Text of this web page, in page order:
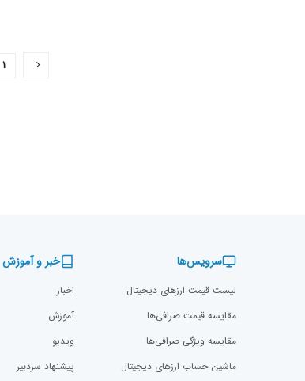
۱
سرویس‌ها
لیست قیمت ارزهای دیجیتال
مقایسه قیمت صرافی‌ها
مقایسه ویژگی صرافی‌ها
ماشین حساب ارزهای دیجیتال
خبر و آموزش
اخبار
آموزش
ویدیو
پیشنهاد سردبیر